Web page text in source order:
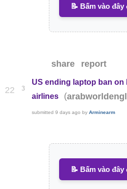
📝 Bấm vào
share report
22 3
US ending laptop ban on
airlines
(
submitted9 days ago byArminearm
📝 Bấm vào